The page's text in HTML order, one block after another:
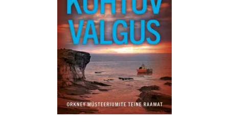
Rahandus (46)
Religioon (107)
Siseturvalisus (34)
Sport (52)
Tehnika (6)
Telekommunikatsioon (9)
Tervis (147)
Transport (8)